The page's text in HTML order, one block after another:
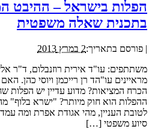
הפלות בישראל – ההיבט
בתכנית שאלה משפטית
| פורסם בתאריך:2 במרץ 2013
משתתפים: עו"ד אירית רוזנבלום, ד"ר אלי
מראיינים עו"הד רן רייכמן ויוסי כהן.
הכרח המציאות? מדוע עדיין יש הפלות
ההפלות הוא חוק מיותר? "ישרא בלוף"
לטובת העניין, מהי אגודת אפרת ומה
סיוע משפטי […]